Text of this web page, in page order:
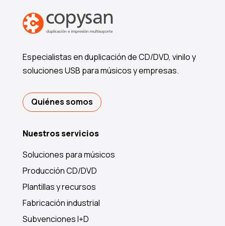
Especialistas en duplicación de CD/DVD, vinilo y
soluciones USB para músicos y empresas.
Quiénes somos
Nuestros servicios
Soluciones para músicos
Producción CD/DVD
Plantillas y recursos
Fabricación industrial
Subvenciones I+D